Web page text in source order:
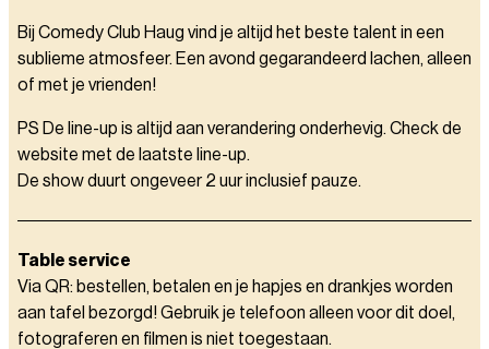
Bij Comedy Club Haug vind je altijd het beste talent in een
sublieme atmosfeer. Een avond gegarandeerd lachen, alleen
of met je vrienden!
PS De line-up is altijd aan verandering onderhevig. Check de
website met de laatste line-up.
De show duurt ongeveer 2 uur inclusief pauze.
Table service
Via QR: bestellen, betalen en je hapjes en drankjes worden
aan tafel bezorgd! Gebruik je telefoon alleen voor dit doel,
fotograferen en filmen is niet toegestaan.